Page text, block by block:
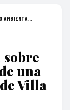
AMBIENTA...
una
Villa